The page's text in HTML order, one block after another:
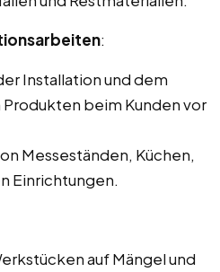
:
Installation und dem
beim Kunden vor
Messeständen, Küchen,
Einrichtungen.
auf Mängel und